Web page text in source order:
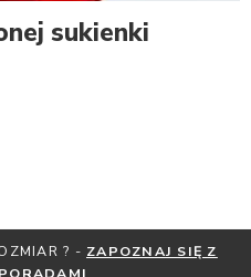
sukienki
? - ZAPOZNAJ SIĘ Z